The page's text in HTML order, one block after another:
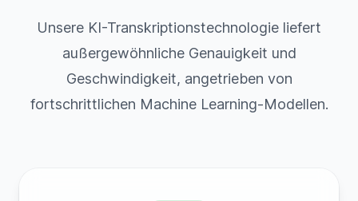
Unsere KI-Transkriptionstechnologie liefert
außergewöhnliche Genauigkeit und
Geschwindigkeit, angetrieben von
fortschrittlichen Machine Learning-Modellen.